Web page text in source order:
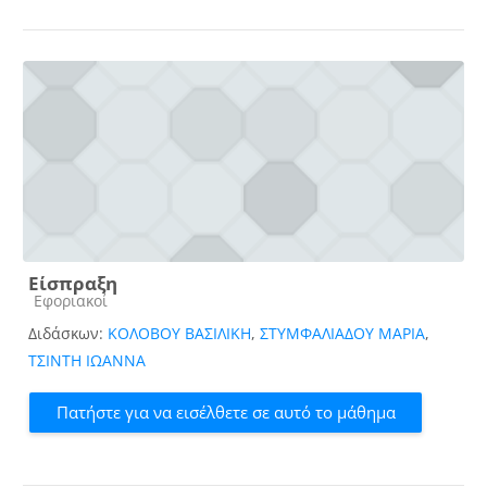
Είσπραξη
Κατηγορία μαθήματος
Εφοριακοί
Διδάσκων: ΚΟΛΟΒΟΥ ΒΑΣΙΛΙΚΗ, ΣΤΥΜΦΑΛΙΑΔΟΥ ΜΑΡΙΑ,
ΤΣΙΝΤΗ ΙΩΑΝΝΑ
Πατήστε για να εισέλθετε σε αυτό το μάθημα